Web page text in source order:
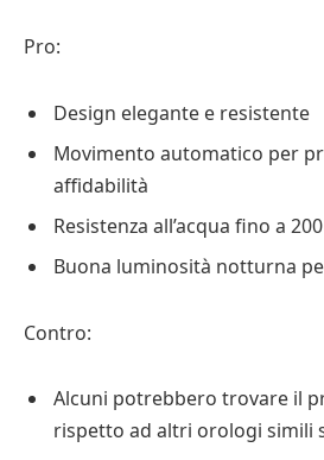
Pro:
Design elegante e resistente
Movimento automatico per
affidabilità
Resistenza all’acqua fino a
Buona luminosità notturna
Contro:
Alcuni potrebbero trovare il
rispetto ad altri orologi simili